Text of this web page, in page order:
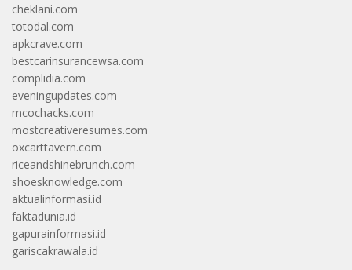
cheklani.com
totodal.com
apkcrave.com
bestcarinsurancewsa.com
complidia.com
eveningupdates.com
mcochacks.com
mostcreativeresumes.com
oxcarttavern.com
riceandshinebrunch.com
shoesknowledge.com
aktualinformasi.id
faktadunia.id
gapurainformasi.id
gariscakrawala.id